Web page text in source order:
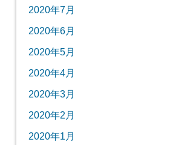
2020年7月
2020年6月
2020年5月
2020年4月
2020年3月
2020年2月
2020年1月